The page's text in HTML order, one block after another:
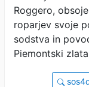
Roggero,
roparjev svoje
sodstva in
Piemontski